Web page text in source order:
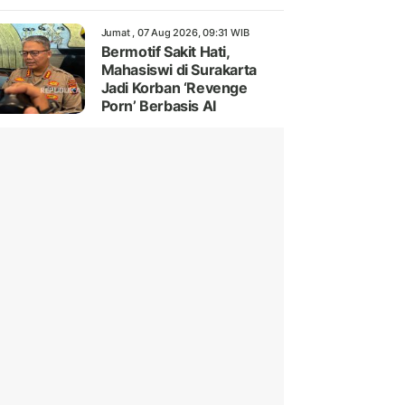
Jumat , 07 Aug 2026, 09:31 WIB
Bermotif Sakit Hati,
Mahasiswi di Surakarta
Jadi Korban ‘Revenge
Porn’ Berbasis AI